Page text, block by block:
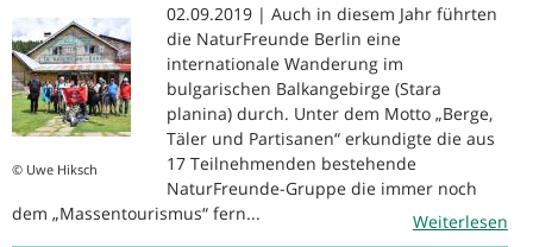
© Uwe Hiksch
02.09.2019 | Auch in diesem Jahr führten
die NaturFreunde Berlin eine
internationale Wanderung im
bulgarischen Balkangebirge (Stara
planina) durch. Unter dem Motto „Berge,
Täler und Partisanen“ erkundigte die aus
17 Teilnehmenden bestehende
NaturFreunde-Gruppe die immer noch
dem „Massentourismus“ fern...
Weiterlesen